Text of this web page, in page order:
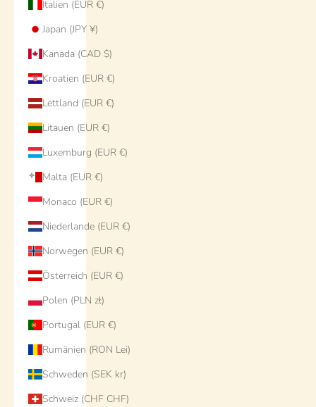
Italien (EUR €)
Japan (JPY ¥)
Kanada (CAD $)
Kroatien (EUR €)
Lettland (EUR €)
Litauen (EUR €)
Luxemburg (EUR €)
Malta (EUR €)
Monaco (EUR €)
Niederlande (EUR €)
Norwegen (EUR €)
Österreich (EUR €)
Polen (PLN zł)
Portugal (EUR €)
Rumänien (RON Lei)
Schweden (SEK kr)
Schweiz (CHF CHF)